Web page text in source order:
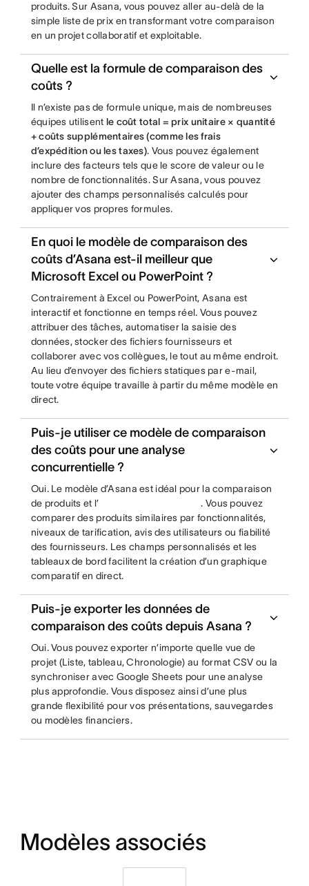
produits. Sur Asana, vous pouvez aller au-delà de la
simple liste de prix en transformant votre comparaison
en un projet collaboratif et exploitable.
Quelle est la formule de comparaison des
coûts ?
Il n’existe pas de formule unique, mais de nombreuses
équipes utilisent le coût total = prix unitaire × quantité
+ coûts supplémentaires (comme les frais
d’expédition ou les taxes). Vous pouvez également
inclure des facteurs tels que le score de valeur ou le
nombre de fonctionnalités. Sur Asana, vous pouvez
ajouter des champs personnalisés calculés pour
appliquer vos propres formules.
En quoi le modèle de comparaison des
coûts d’Asana est-il meilleur que
Microsoft Excel ou PowerPoint ?
Contrairement à Excel ou PowerPoint, Asana est
interactif et fonctionne en temps réel. Vous pouvez
attribuer des tâches, automatiser la saisie des
données, stocker des fichiers fournisseurs et
collaborer avec vos collègues, le tout au même endroit.
Au lieu d’envoyer des fichiers statiques par e-mail,
toute votre équipe travaille à partir du même modèle en
direct.
Puis-je utiliser ce modèle de comparaison
des coûts pour une analyse
concurrentielle ?
Oui. Le modèle d’Asana est idéal pour la comparaison
de produits et l’
. Vous pouvez
comparer des produits similaires par fonctionnalités,
niveaux de tarification, avis des utilisateurs ou fiabilité
des fournisseurs. Les champs personnalisés et les
tableaux de bord facilitent la création d’un graphique
comparatif en direct.
Puis-je exporter les données de
comparaison des coûts depuis Asana ?
Oui. Vous pouvez exporter n’importe quelle vue de
projet (Liste, tableau, Chronologie) au format CSV ou la
synchroniser avec Google Sheets pour une analyse
plus approfondie. Vous disposez ainsi d’une plus
grande flexibilité pour vos présentations, sauvegardes
ou modèles financiers.
Modèles associés